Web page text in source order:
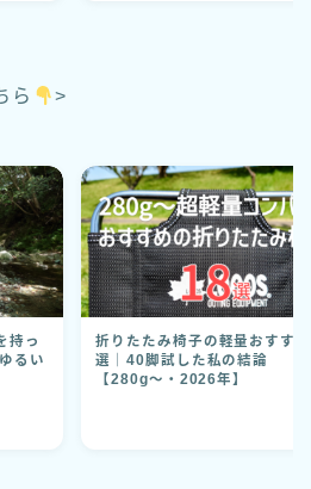
ら >
持っ
るい
折りたたみ椅子の軽量おすす
選｜40脚試した私の結論
【280g〜・2026年】